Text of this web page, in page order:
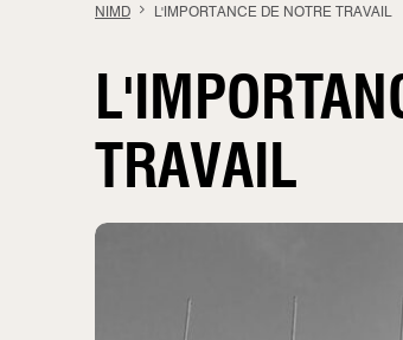
NIMD L'IMPORTANCE DE NOTRE TRAVAIL
TRAVAIL